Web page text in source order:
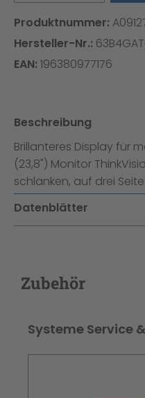
Produktnummer:
Hersteller-Nr.:
EAN: 196380977176
Beschreibung
Brillanteres Display für
(23,8") Monitor
schlanken, auf drei
Datenblätter
Zubehör
Produktgalerie
Systeme Service